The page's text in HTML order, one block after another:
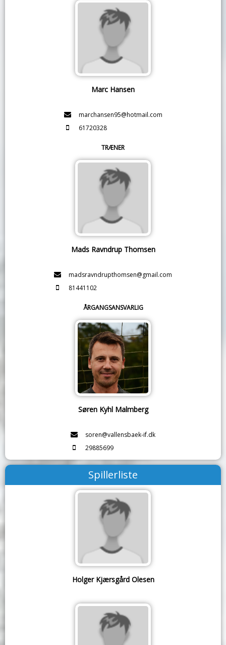
Marc Hansen
marchansen95@hotmail.com
61720328
TRÆNER
Mads Ravndrup Thomsen
madsravndrupthomsen@gmail.com
81441102
ÅRGANGSANSVARLIG
Søren Kyhl Malmberg
soren@vallensbaek-if.dk
29885699
Spillerliste
Holger Kjærsgård Olesen